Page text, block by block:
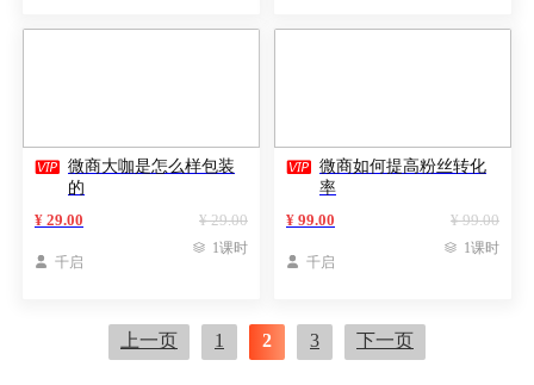
 微商大咖是怎么样包装
的
¥ 29.00
¥ 29.00
 千启
 1课时
 微商如何提高粉丝转化
率
¥ 99.00
¥ 99.00
 千启
 1课时
上一页 1 2 3 下一页